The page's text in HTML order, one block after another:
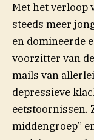
Met het verloop
steeds meer
en domineerde
voorzitter van
mails van
depressieve
eetstoornissen.
middengroep”